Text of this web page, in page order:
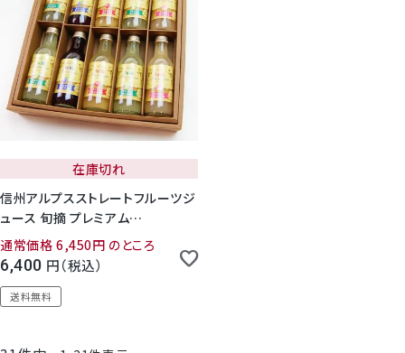
在庫切れ
信州アルプスストレートフルーツジ
ュース 旬摘 プレミアム
200ml×10本セット
通常価格 6,450 のところ
6,400 税込
送料無料